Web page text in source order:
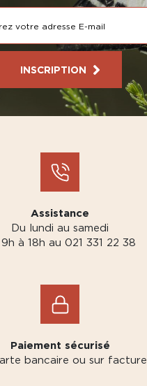
INSCRIPTION
Assistance
Du lundi au samedi
à 18h au 021 331 22 38
Paiement sécurisé
bancaire ou sur facture